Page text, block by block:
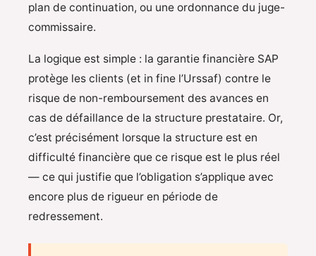
plan de continuation, ou une ordonnance du juge-
commissaire.
La logique est simple : la garantie financière SAP
protège les clients (et in fine l’Urssaf) contre le
risque de non-remboursement des avances en
cas de défaillance de la structure prestataire. Or,
c’est précisément lorsque la structure est en
difficulté financière que ce risque est le plus réel
— ce qui justifie que l’obligation s’applique avec
encore plus de rigueur en période de
redressement.